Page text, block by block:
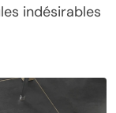
indésirables